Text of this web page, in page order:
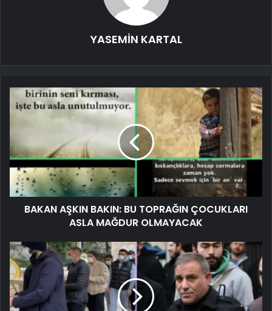
YASEMİN KARTAL
BAKAN AŞKIN BAKIN: BU TOPRAĞIN ÇOCUKLARI
ASLA MAĞDUR OLMAYACAK